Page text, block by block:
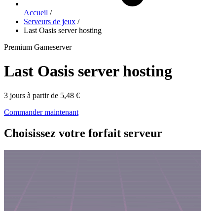
Accueil /
Serveurs de jeux /
Last Oasis server hosting
Premium Gameserver
Last Oasis server hosting
3 jours à partir de 5,48 €
Commander maintenant
Choisissez votre forfait serveur